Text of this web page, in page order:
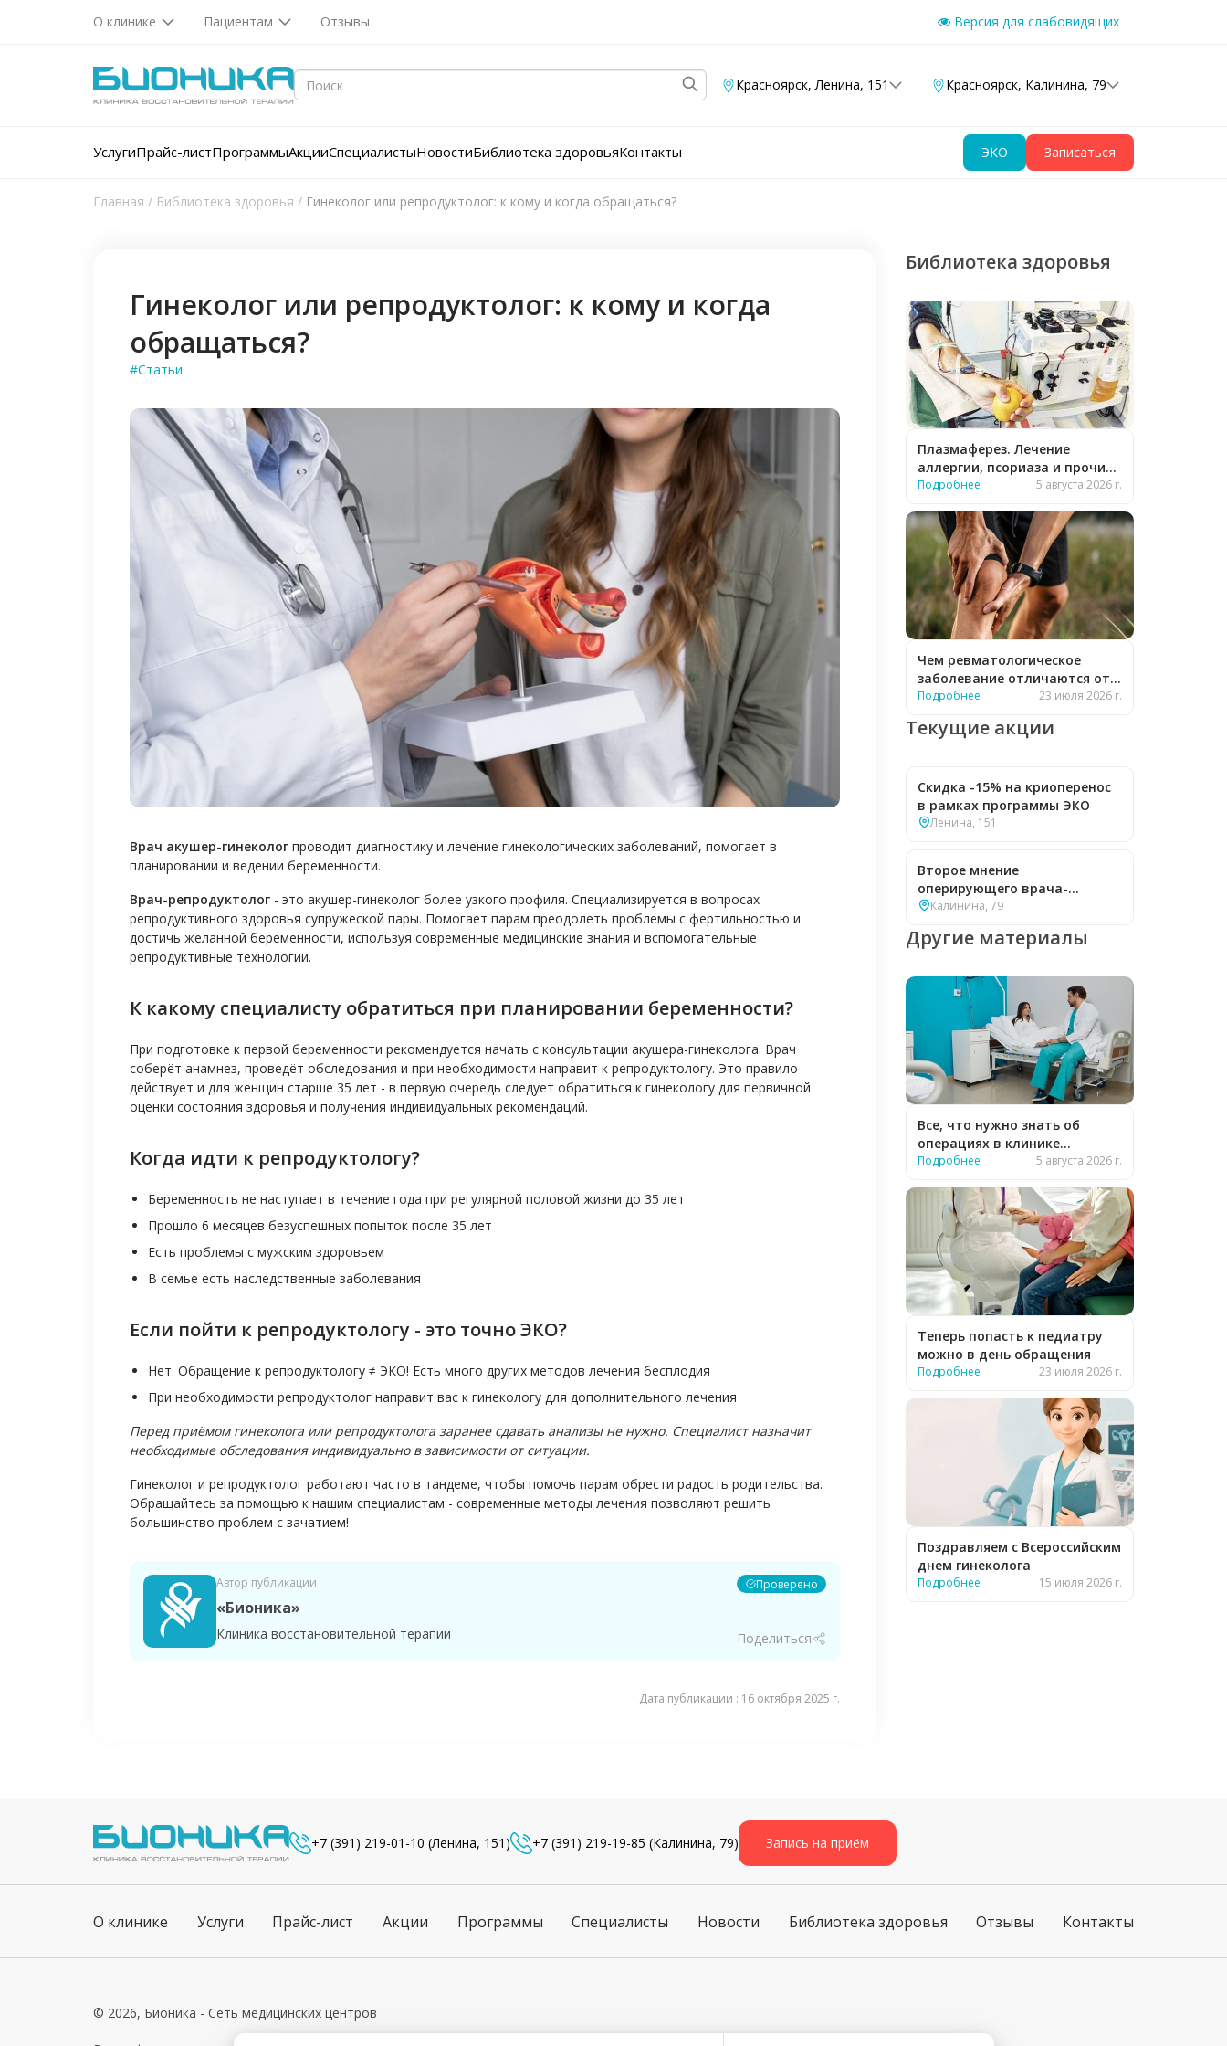
О клинике Пациентам Отзывы Версия для слабовидящих
Красноярск, Ленина, 151 Красноярск, Калинина, 79
УслугиПрайс-листПрограммыАкцииСпециалистыНовостиБиблиотека здоровьяКонтакты ЭКО Записаться
Главная / Библиотека здоровья / Гинеколог или репродуктолог: к кому и когда обращаться?
Гинеколог или репродуктолог: к кому и когда
обращаться?
#Статьи
Врач акушер-гинеколог проводит диагностику и лечение гинекологических заболеваний, помогает в
планировании и ведении беременности.
Врач-репродуктолог - это акушер-гинеколог более узкого профиля. Специализируется в вопросах
репродуктивного здоровья супружеской пары. Помогает парам преодолеть проблемы с фертильностью и
достичь желанной беременности, используя современные медицинские знания и вспомогательные
репродуктивные технологии.
К какому специалисту обратиться при планировании беременности?
При подготовке к первой беременности рекомендуется начать с консультации акушера-гинеколога. Врач
соберёт анамнез, проведёт обследования и при необходимости направит к репродуктологу. Это правило
действует и для женщин старше 35 лет - в первую очередь следует обратиться к гинекологу для первичной
оценки состояния здоровья и получения индивидуальных рекомендаций.
Когда идти к репродуктологу?
Беременность не наступает в течение года при регулярной половой жизни до 35 лет
Прошло 6 месяцев безуспешных попыток после 35 лет
Есть проблемы с мужским здоровьем
В семье есть наследственные заболевания
Если пойти к репродуктологу - это точно ЭКО?
Нет. Обращение к репродуктологу ≠ ЭКО! Есть много других методов лечения бесплодия
При необходимости репродуктолог направит вас к гинекологу для дополнительного лечения
Перед приёмом гинеколога или репродуктолога заранее сдавать анализы не нужно. Специалист назначит
необходимые обследования индивидуально в зависимости от ситуации.
Гинеколог и репродуктолог работают часто в тандеме, чтобы помочь парам обрести радость родительства.
Обращайтесь за помощью к нашим специалистам - современные методы лечения позволяют решить
большинство проблем с зачатием!
Автор публикации
«Бионика»
Клиника восстановительной терапии
Проверено
Поделиться
Дата публикации : 16 октября 2025 г.
Библиотека здоровья
Плазмаферез. Лечение
аллергии, псориаза и прочих
заболеваний
Подробнее 5 августа 2026 г.
Чем ревматологическое
заболевание отличаются от
обычного?
Подробнее 23 июля 2026 г.
Текущие акции
Скидка -15% на криоперенос
в рамках программы ЭКО
Ленина, 151
Второе мнение
оперирующего врача-
гинеколога — бесплатно
Калинина, 79
Другие материалы
Все, что нужно знать об
операциях в клинике
«Бионика»
Подробнее 5 августа 2026 г.
Теперь попасть к педиатру
можно в день обращения
Подробнее 23 июля 2026 г.
Поздравляем с Всероссийским
днем гинеколога
Подробнее 15 июля 2026 г.
+7 (391) 219-01-10 (Ленина, 151) +7 (391) 219-19-85 (Калинина, 79) Запись на приём
О клинике Услуги Прайс-лист Акции Программы Специалисты Новости Библиотека здоровья Отзывы Контакты
© 2026, Бионика - Сеть медицинских центров